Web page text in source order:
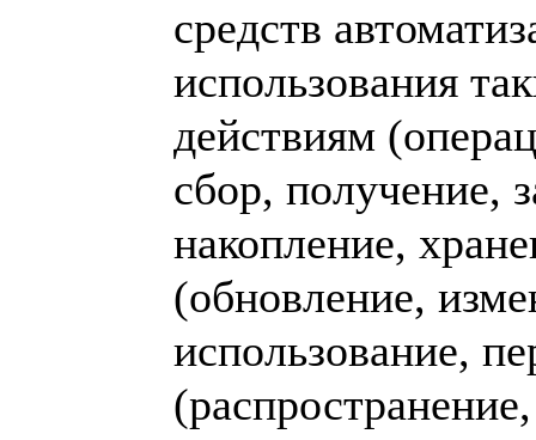
средств
использования
действиям
сбор, получение,
накопление,
(обновление,
использование,